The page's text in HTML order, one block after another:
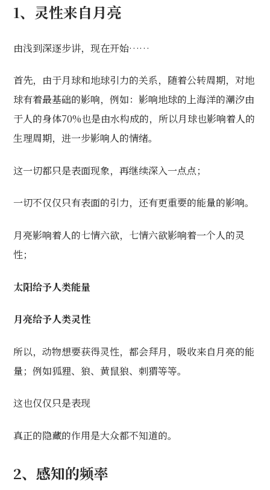
1、 灵性来自月亮
由浅到深逐步讲，现在开始……
首先，由于月球和地球引力的关系，随着公转周期，对地
球有着最基础的影响，例如：影响地球的上海洋的潮汐由
于人的身体70%也是由水构成的，所以月球也影响着人的
生理周期，进一步影响人的情绪。
这一切都只是表面现象，再继续深入一点点；
一切不仅仅只有表面的引力，还有更重要的能量的影响。
月亮影响着人的七情六欲，七情六欲影响着一个人的灵
性；
太阳给予人类能量
月亮给予人类灵性
所以，动物想要获得灵性，都会拜月，吸收来自月亮的能
量；例如狐狸、狼、黄鼠狼、刺猬等等。
这也仅仅只是表现
真正的隐藏的作用是大众都不知道的。
2、感知的频率